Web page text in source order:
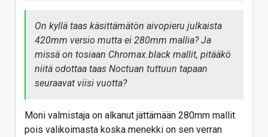
On kyllä taas käsittämätön aivopieru julkaista
420mm versio mutta ei 280mm mallia? Ja
missä on tosiaan Chromax.black mallit, pitääkö
niitä odottaa taas Noctuan tuttuun tapaan
seuraavat viisi vuotta?
Moni valmistaja on alkanut jättämään 280mm mallit
pois valikoimasta koska menekki on sen verran